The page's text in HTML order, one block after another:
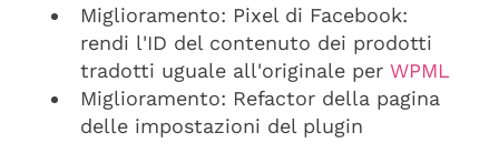
Miglioramento: Pixel di Facebook:
rendi l'ID del contenuto dei prodotti
tradotti uguale all'originale per WPML
Miglioramento: Refactor della pagina
delle impostazioni del plugin